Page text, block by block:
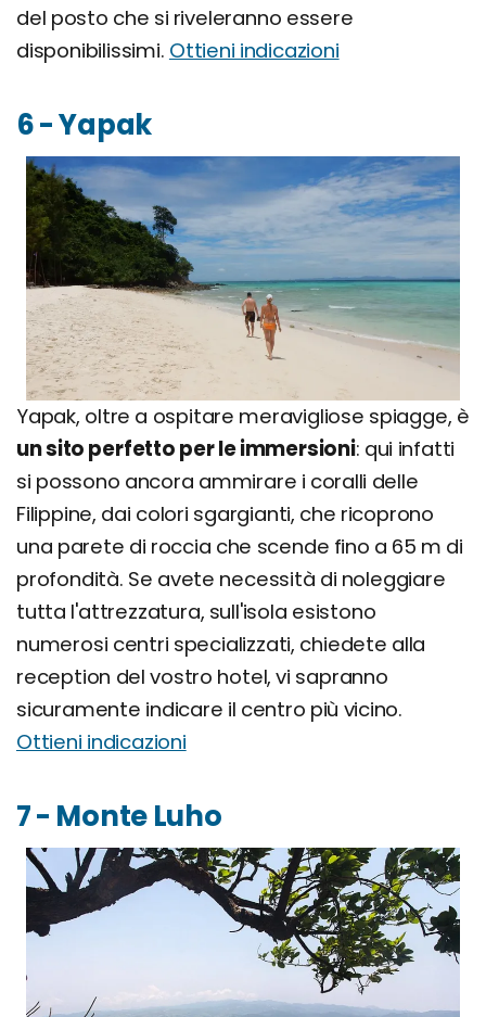
del posto che si riveleranno essere
disponibilissimi. Ottieni indicazioni
6 - Yapak
Yapak, oltre a ospitare meravigliose spiagge, è
un sito perfetto per le immersioni: qui infatti
si possono ancora ammirare i coralli delle
Filippine, dai colori sgargianti, che ricoprono
una parete di roccia che scende fino a 65 m di
profondità. Se avete necessità di noleggiare
tutta l'attrezzatura, sull'isola esistono
numerosi centri specializzati, chiedete alla
reception del vostro hotel, vi sapranno
sicuramente indicare il centro più vicino.
Ottieni indicazioni
7 - Monte Luho